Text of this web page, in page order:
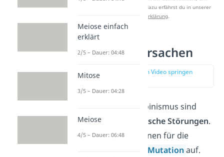
Studyflix zu verbessern. Mehr dazu erfährst du in unserer
Datenschutzerklärung.
Albinismus Ursachen
zur Stelle im Video springen
für Albinismus sind
verschiedene
genetische Störungen.
Dabei tritt in den Genen für die
Mutation auf.
Meiose einfach
erklärt
2/5 – Dauer: 04:48
Mitose
3/5 – Dauer: 04:28
Meiose
4/5 – Dauer: 06:48